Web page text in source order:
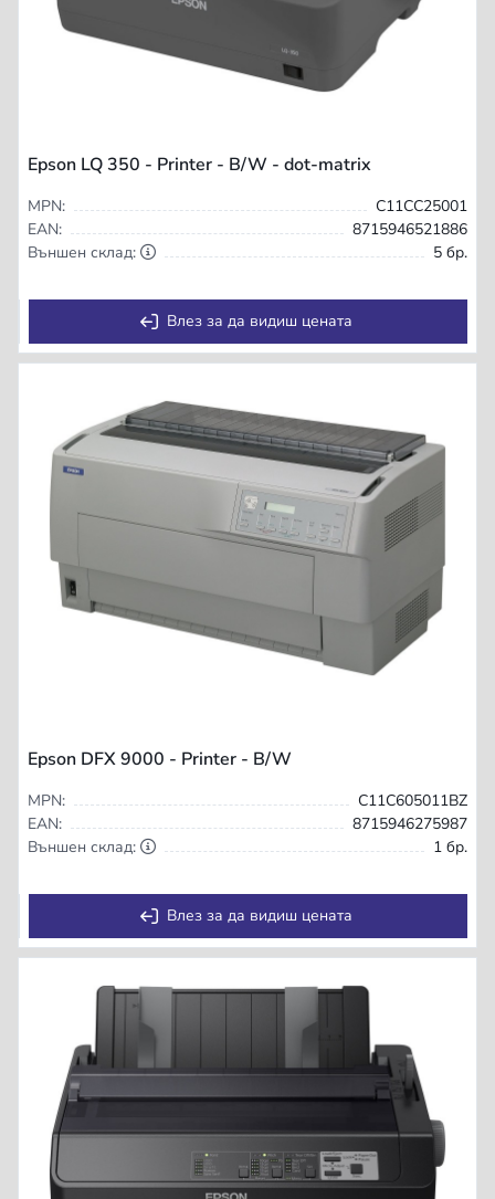
Epson LQ 350 - Printer - B/W - dot-matrix
MPN:
C11CC25001
EAN:
8715946521886
Външен склад:
5 бр.
Влез за да видиш цената
Epson DFX 9000 - Printer - B/W
MPN:
C11C605011BZ
EAN:
8715946275987
Външен склад:
1 бр.
Влез за да видиш цената